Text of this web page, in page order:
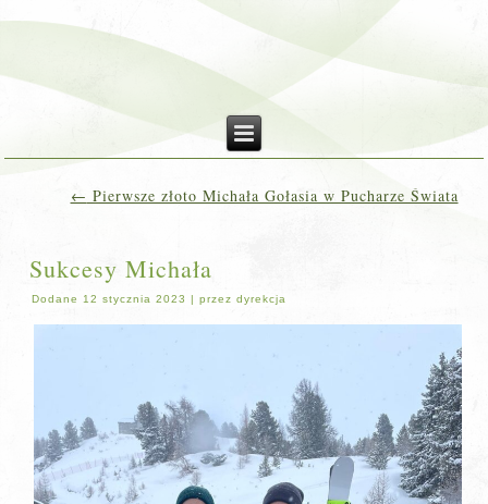
← Pierwsze złoto Michała Gołasia w Pucharze Świata
Sukcesy Michała
Dodane 12 stycznia 2023 |przez dyrekcja